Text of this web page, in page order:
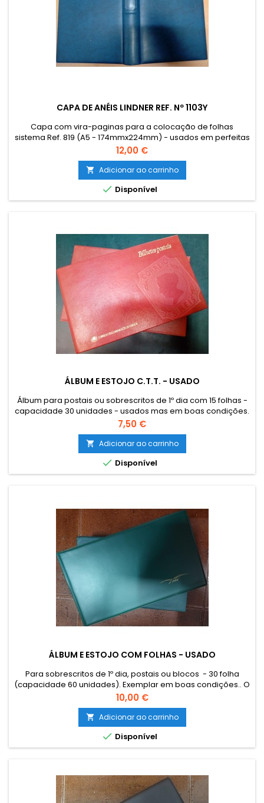
CAPA DE ANÉIS LINDNER REF. Nº 1103Y
Capa com vira-paginas para a colocação de folhas
sistema Ref. 819 (A5 - 174mmx224mm) - usados em perfeitas
condições. O envio de Catálogos, Literatura e outro Material
Filatélico para as Ilhas (Açores e Madeira) e estrangeiro terá
que ser encomendado por email para combinar o custo de
envio. The sending of catalogues, literature and other
philatelic...
Preço
12,00 €
 Adicionar ao carrinho
 Disponível
ÁLBUM E ESTOJO C.T.T. - USADO
Álbum para postais ou sobrescritos de 1º dia com 15 folhas -
capacidade 30 unidades - usados mas em boas condições.
O envio de Catálogos, Literatura e outro Material Filatélico
para as Ilhas (Açores e Madeira) e estrangeiro terá que ser
encomendado por email para combinar o custo de envio.
The sending of catalogues, literature and other philatelic...
Preço
7,50 €
 Adicionar ao carrinho
 Disponível
ÁLBUM E ESTOJO COM FOLHAS - USADO
Para sobrescritos de 1º dia, postais ou blocos - 30 folha
(capacidade 60 unidades). Exemplar em boas condições.. O
envio de Catálogos, Literatura e outro Material Filatélico para
as Ilhas (Açores e Madeira) e estrangeiro terá que ser
encomendado por email para combinar o custo de envio.
The sending of catalogues, literature and other philatelic...
Preço
10,00 €
 Adicionar ao carrinho
 Disponível